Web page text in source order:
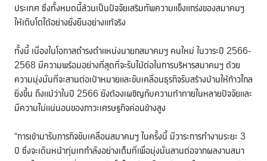
ประเทศ ซึ่งทั้งหมดนี้ล้วนเป็นปัจจัยเสริมทัพความแข็งแกร่งของสมาคมฯ
ให้เติบโตได้อย่างยั่งยืนอย่างแท้จริง
ทั้งนี้ เนื่องในโอกาสดำรงตำแหน่งนายกสมาคมฯ คนใหม่ ในวาระปี 2566-
2568 มีความพร้อมอย่างที่สุดที่จะรับไม้ต่อในการบริหารสมาคมฯ ด้วย
ความมุ่งมั่นที่จะสานต่อเป้าหมายและขับเคลื่อนธุรกิจรับสร้างบ้านให้ก้าวไกล
ยิ่งขึ้น ถึงแม้ว่าในปี 2566 ยังต้องเผชิญกับความท้าทายในหลายปัจจัยและ
มีความไม่แน่นอนของภาวะเศรษฐกิจค่อนข้างสูง
“การเข้ามารับภารกิจขับเคลื่อนสมาคมฯ ในครั้งนี้ มีวาระการทำงานระยะ 3
ปี ซึ่งจะเดินหน้าทุ่มเทกำลังอย่างเต็มที่เพื่อมุ่งมั่นสานต่อจากผลงานสมา